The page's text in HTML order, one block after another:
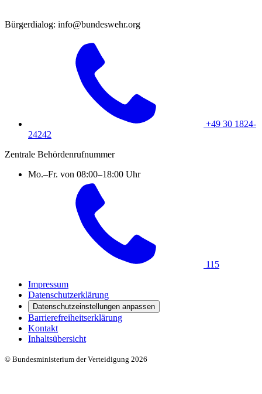
Bürgerdialog: info@bundeswehr.org
+49 30 1824-
24242
Zentrale Behördenrufnummer
Mo.–Fr. von 08:00–18:00 Uhr
115
Impressum
Datenschutzerklärung
Datenschutzeinstellungen anpassen
Barrierefreiheitserklärung
Kontakt
Inhaltsübersicht
© Bundesministerium der Verteidigung 2026